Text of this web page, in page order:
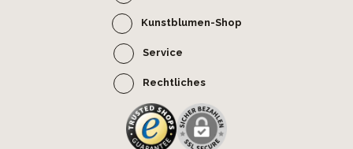
Kunstblumen-Shop
Service
Rechtliches